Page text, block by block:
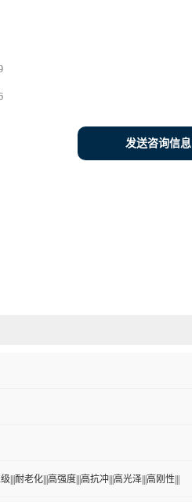
发送咨询信息
|||耐老化|||高强度|||高抗冲|||高光泽|||高刚性|||